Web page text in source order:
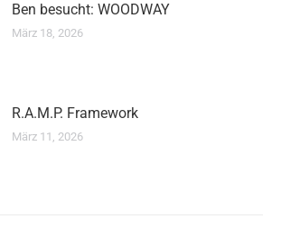
Ben besucht: WOODWAY
März 18, 2026
R.A.M.P. Framework
März 11, 2026